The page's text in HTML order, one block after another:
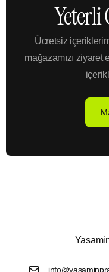
Yeterli
Ücretsiz
mağazamızı ziyaret